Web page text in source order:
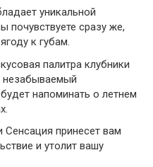
уникальной
почувствуете сразу же,
к губам.
палитра клубники
незабываемый
напоминать о летнем
Сенсация принесет вам
и утолит вашу